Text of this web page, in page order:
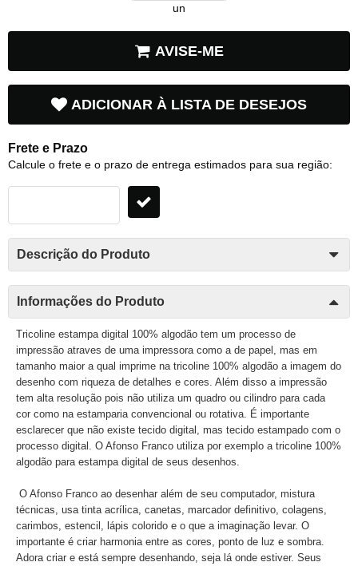
un
AVISE-ME
ADICIONAR À LISTA DE DESEJOS
Frete e Prazo
Calcule o frete e o prazo de entrega estimados para sua região:
Descrição do Produto
Informações do Produto
Tricoline estampa digital 100% algodão tem um processo de
impressão atraves de uma impressora como a de papel, mas em
tamanho maior a qual imprime na tricoline 100% algodão a imagem do
desenho com riqueza de detalhes e cores. Além disso a impressão
tem alta resolução pois não utiliza um quadro ou cilindro para cada
cor como na estamparia convencional ou rotativa. É importante
esclarecer que não existe tecido digital, mas tecido estampado com o
processo digital. O Afonso Franco utiliza por exemplo a tricoline 100%
algodão para estampa digital de seus desenhos.
O Afonso Franco ao desenhar além de seu computador, mistura
técnicas, usa tinta acrílica, canetas, marcador definitivo, colagens,
carimbos, estencil, lápis colorido e o que a imaginação levar. O
importante é criar harmonia entre as cores, ponto de luz e sombra.
Adora criar e está sempre desenhando, seja lá onde estiver. Seus